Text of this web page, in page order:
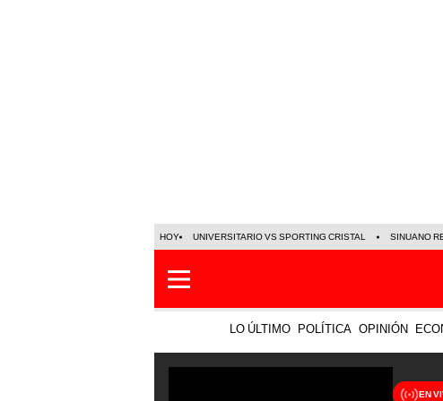
HOY UNIVERSITARIO VS SPORTING CRISTAL SINUANO
LO ÚLTIMO POLÍTICA OPINIÓN
EN